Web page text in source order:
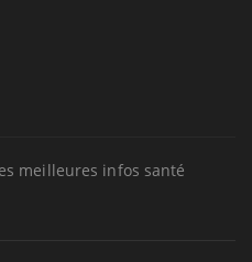
meilleures infos santé